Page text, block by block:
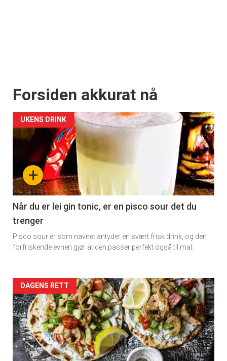
Forsiden akkurat nå
+
UKENS DRINK
Når du er lei gin tonic, er en pisco sour det du
trenger
Pisco sour er som navnet antyder en svært frisk drink, og den
forfriskende evnen gjør at den passer perfekt også til mat.
Forsiden
akkurat
nå
-
DAGENS RETT